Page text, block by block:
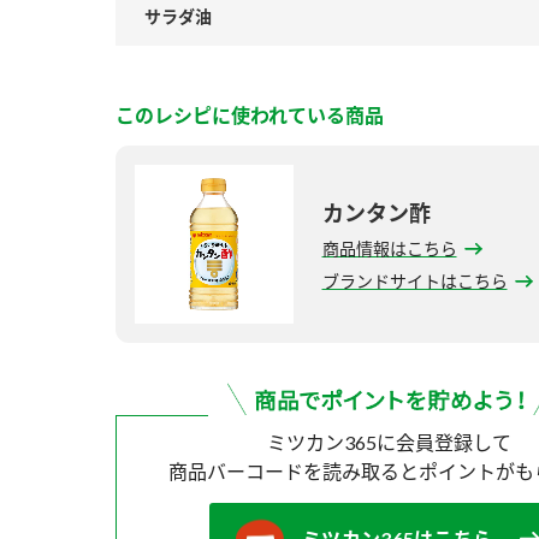
サラダ油
このレシピに使われている商品
カンタン酢
商品情報はこちら
ブランドサイトはこちら
ミツカン365に会員登録して
商品バーコードを読み取ると ポイントがも